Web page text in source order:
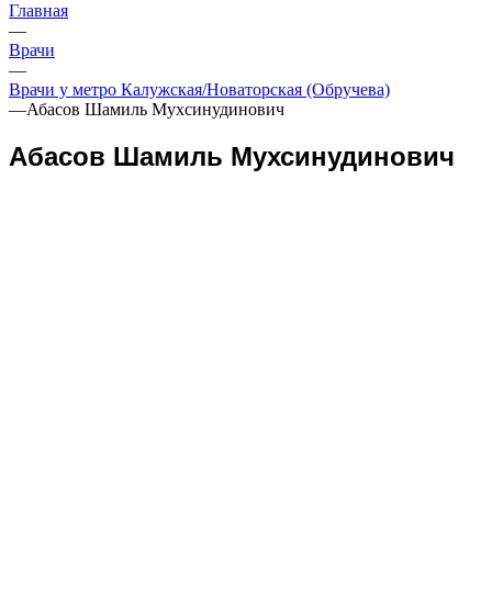
Главная
—
Врачи
—
Врачи у метро Калужская/Новаторская (Обручева)
—Абасов Шамиль Мухсинудинович
Абасов Шамиль Мухсинудинович